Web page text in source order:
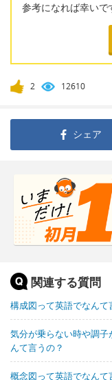
参考になれば幸いで
2 12610
シェア
関連する質問
構成図って英語でなんて
気分が乗らない時や調
んて言うの？
概念図って英語でなんて